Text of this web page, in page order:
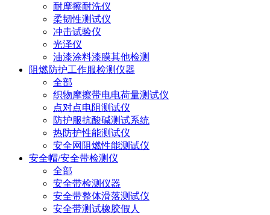
耐摩擦耐洗仪
柔韧性测试仪
冲击试验仪
光泽仪
油漆涂料漆膜其他检测
阻燃防护工作服检测仪器
全部
织物摩擦带电电荷量测试仪
点对点电阻测试仪
防护服抗酸碱测试系统
热防护性能测试仪
安全网阻燃性能测试仪
安全帽/安全带检测仪
全部
安全带检测仪器
安全带整体滑落测试仪
安全带测试橡胶假人